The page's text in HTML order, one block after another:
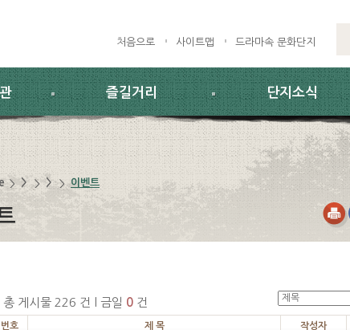
처음으로 사이트맵 드라마속 문화단지
즐길거리 단지소식
> > 이벤트
총 게시물 226 건 l 금일 0 건
번호 제 목 작성자